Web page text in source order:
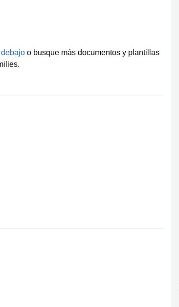
o busque más documentos y plantillas